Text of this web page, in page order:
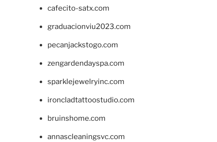
cafecito-satx.com
graduacionviu2023.com
pecanjackstogo.com
zengardendayspa.com
sparklejewelryinc.com
ironcladtattoostudio.com
bruinshome.com
annascleaningsvc.com